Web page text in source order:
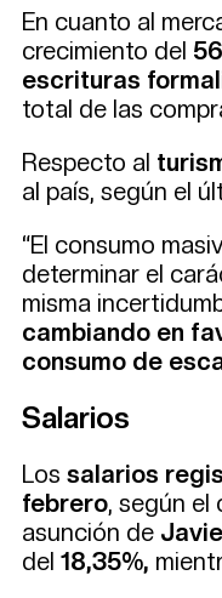
En cuanto al
crecimiento del
escrituras
total de las
Respecto al
al país, según el
“El consumo
determinar el
misma
cambiando en
consumo de
Salarios
Los salarios
febrero, según el
asunción de
del 18,35%,